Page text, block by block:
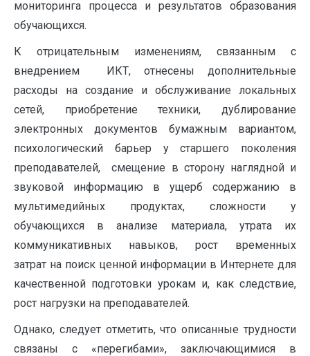
мониторинга процесса и результатов образования
обучающихся.
К отрицательным изменениям, связанным с
внедрением ИКТ, отнесены дополнительные
расходы на создание и обслуживание локальных
сетей, приобретение техники, дублирование
электронных документов бумажным вариантом,
психологический барьер у старшего поколения
преподавателей, смещение в сторону наглядной и
звуковой информацию в ущерб содержанию в
мультимедийных продуктах, сложности у
обучающихся в анализе материала, утрата их
коммуникативных навыков, рост временных
затрат на поиск ценной информации в Интернете для
качественной подготовки урокам и, как следствие,
рост нагрузки на преподавателей.
Однако, следует отметить, что описанные трудности
связаны с «перегибами», заключающимися в